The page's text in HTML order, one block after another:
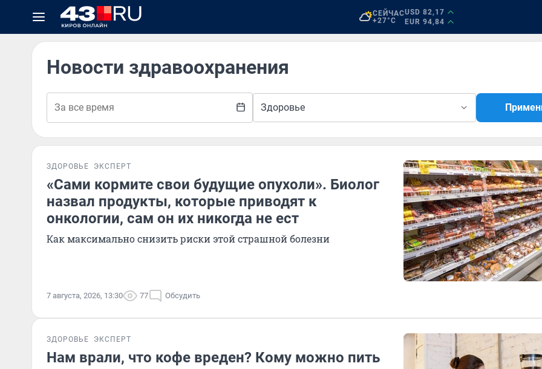
СЕЙЧАС
+27°C
USD 82,17
EUR 94,84
Новости здравоохранения
Здоровье
ЗДОРОВЬЕ ЭКСПЕРТ
«Сами кормите свои будущие опухоли». Биолог
назвал продукты, которые приводят к
онкологии, сам он их никогда не ест
Как максимально снизить риски этой страшной болезни
7 августа, 2026, 13:30 77 Обсудить
ЗДОРОВЬЕ ЭКСПЕРТ
Нам врали, что кофе вреден? Кому можно пить